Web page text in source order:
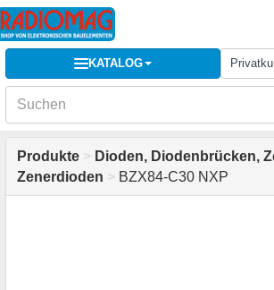
KATALOG
Produkte > Dioden, Diodenbrücken,
Zenerdioden > BZX84-C30 NXP